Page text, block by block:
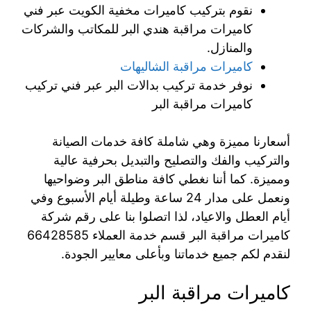
نقوم بتركيب كاميرات مخفية الكويت عبر فني
كاميرات مراقبة هندي البر للمكاتب والشركات
والمنازل.
كاميرات مراقبة الشاليهات
نوفر خدمة تركيب بدالات البر عبر فني تركيب
كاميرات مراقبة البر
أسعارنا مميزة وهي شاملة كافة خدمات الصيانة
والتركيب والفك والتصليح والتبديل بحرفية عالية
ومميزة. كما أننا نغطي كافة مناطق البر وضواحيها
ونعمل على مدار 24 ساعة وطيلة أيام الأسبوع وفي
أيام العطل والاعياد، لذا اتصلوا بنا على رقم شركة
كاميرات مراقبة البر قسم خدمة العملاء 66428585
لنقدم لكم جميع خدماتنا وبأعلى معايير الجودة.
كاميرات مراقبة البر